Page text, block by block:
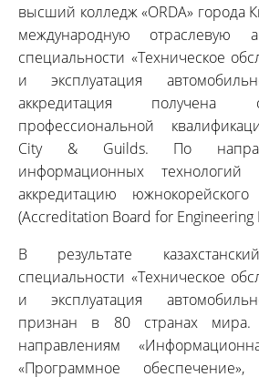
высший колледж «ORDA»
международную отраслевую
специальности «Техническое
и эксплуатация
аккредитация получена
профессиональной
City & Guilds. По
информационных
аккредитацию южнокорейского
(Accreditation Board for Engineering
В результате
специальности «Техническое
и эксплуатация
признан в 80 странах
направлениям
«Программное обеспечение»,